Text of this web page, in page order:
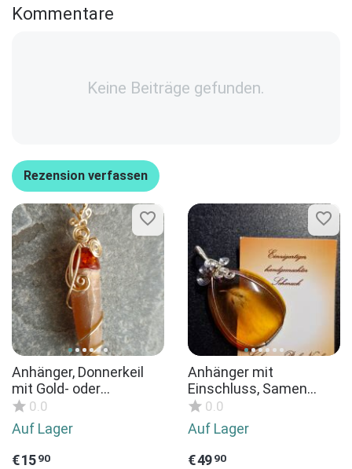
Kommentare
Keine Beiträge gefunden.
Rezension verfassen
Anhänger, Donnerkeil
mit Gold- oder
Silberdraht, teils mit
Ostseeperlen und
Bernstein, Fossiler
Belemnit, Versteinerung
0.0
Auf Lager
€1590
Anhänger mit
Einschluss, Samen
Halskette Silberdraht
gewickelt
0.0
Auf Lager
€4990